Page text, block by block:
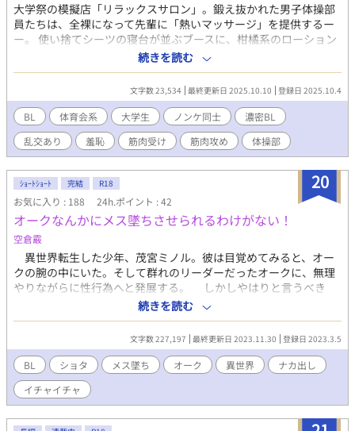
大学祭の模擬店「リラックスサロン」。鍛え抜かれた男子体操部
員たちは、全裸になって先輩に「熱いマッサージ」を提供するー
ー。 使い捨てシーツの寝台が並ぶブースに、柑橘系のローション
の香りが漂い、陽光がカーテンの隙間から差し込む。3年生の真邊
佑司は、汗ばんだTシャツ姿で2年生の高瀬恒征や坂口太河たちと
の軽口に笑う。店内は客の男子学生たちで賑わうが、佑司のブー
スには客が来ない。そんな時、インカレを終えて引退した4年生、
韮川悠人と松谷貴晃が入店。懐かしい空気に部員たちの目が輝
く。韮川は佑司のブースへ、松谷は高瀬のブースへ。カーテンを
閉め、BGMのピアノが流れる中、リラクゼーションが始まる。佑
司の指が韮川の肩に沈むと、硬い筋肉の溝から汗の塩辛い匂いが
立ち上り、インカレの夜――旅館での罰ゲームがエスカレートし
た熱い記憶がフラッシュバックする。韮川の息が乱れ、「もっと
深く押せよ」と囁く。隣のブースから松谷の「んっ、そこいい
よ」という声が漏れ、坂口のサポートが入る中、空気が熱を帯び
る。ローションのぬるぬるとした感触が肌を滑り、肩から背中、
腰へ。短パンの裾を掠め、内ももの膨らみに触れると、韮川の体
がビクッと反応。坂口の提案で「スペシャル前立腺ケア」が始ま
り、全裸の韮川の太い陰茎が露わになる。佑司の指がアナルに沈
み、前立腺を押す感触に、韮川の16cmの陰茎が脈打つ。「佑司、
そこだ……ヤバいぞ」と喘ぎ、坂口の唇がそれを包む。隣のブー
スでも部内一の巨根の持ち主・高瀬の手技が松谷を刺激し、喘ぎ
が重なる。順番待ちの客の声が廊下から聞こえる中、グチュグチ
ュの水音がスリルを煽る。エスカレートは止まらず、全員が全裸
に。佑司の色白の体が陽光に晒され、12cmの陰茎が硬くなる中、
韮川の舌が佑司の乳首を這い、熱いキスが交わされる。15cmの上
反り陰茎の持ち主・坂口は、韮川の太マラを扱き、佑司をサポー
トする。高瀬のブースから「恒征、ふざけんな……んっ、そ
続きを読む
文字数 23,534 最終更新日 2025.10.10 登録日 2025.10.4
BL 体育会系 大学生 ノンケ同士
濃密BL
乱交あり
羞恥 筋肉受け 筋肉攻め 体操部
20
ｼｮｰﾄｼｮｰﾄ 完結 R18
お気に入り : 188 24h.ポイント : 42
オークなんかにメス墜ちさせられるわけがない！
空倉霰
異世界転生した少年、茂宮ミノル。彼は目覚めてみると、オー
クの腕の中にいた。そして群れのリーダーだったオークに、無理
やりながらに性行為へと発展する。 しかしやはりと言うべき
か、ミノルがオークに敵うはずがなく。ミノルはメス墜ちしてし
まった。そしてオークの中でも名器という噂が広まり、なんやか
んやでミノルは彼らの中でも立場が上になっていく。 そしてあ
る日、リーダーのオークがミノルに結婚を申し入れた。しかしそ
れをキッカケに、オークの中でミノルの奪い合いが始まってしま
い……。 （のんびりペースで更新してます、すみません（汗））
続きを読む
文字数 227,197 最終更新日 2023.11.30 登録日 2023.3.5
BL ショタ メス墜ち オーク 異世界
ナカ出し
イチャイチャ